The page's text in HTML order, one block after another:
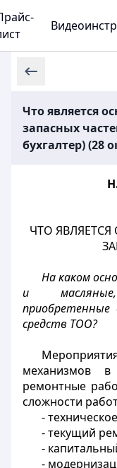
Что является
запасных
бухгалтер) (28
ЧТО
На каком
и
средств ТОО?
механизмов
ремонтные
сложности
-
- текущий
-
-